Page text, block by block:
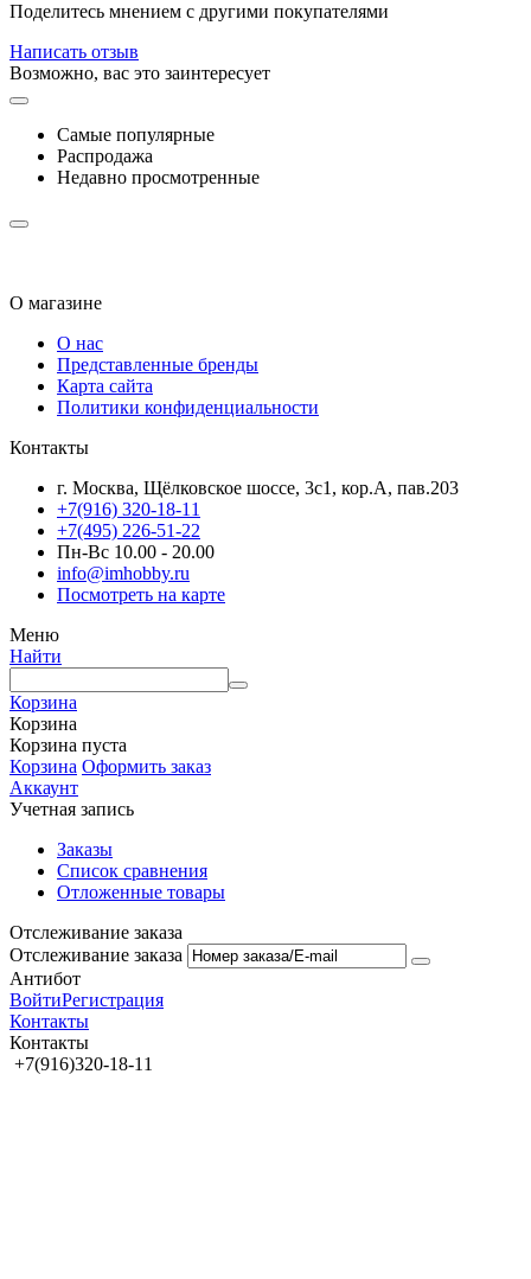
Поделитесь мнением с другими покупателями
Написать отзыв
Возможно, вас это заинтересует
Самые популярные
Распродажа
Недавно просмотренные
О магазине
О нас
Представленные бренды
Карта сайта
Политики конфиденциальности
Контакты
г. Москва, Щёлковское шоссе, 3с1, кор.А, пав.203
+7(916) 320-18-11
+7(495) 226-51-22
Пн-Вс 10.00 - 20.00
info@imhobby.ru
Посмотреть на карте
Меню
Найти
Корзина
Корзина
Корзина пуста
Корзина Оформить заказ
Аккаунт
Учетная запись
Заказы
Список сравнения
Отложенные товары
Отслеживание заказа
Отслеживание заказа
Антибот
ВойтиРегистрация
Контакты
Контакты
+7(916)320-18-11